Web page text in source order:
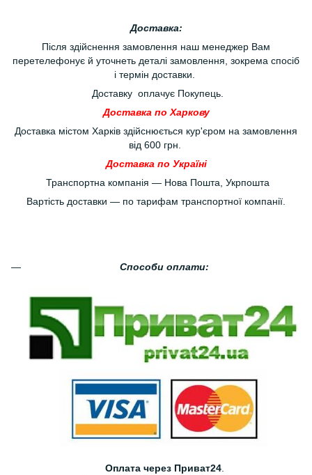
Доставка:
Після здійснення замовлення наш менеджер Вам
перетелефонує й уточнеть деталі замовлення, зокрема спосіб
і термін доставки.
Доставку оплачує Покупець.
Доставка по Харкову
Доставка містом Харків здійснюється кур'єром на замовлення
від 600 грн.
Доставка по Україні
Транспортна компанія — Нова Пошта, Укрпошта
Вартість доставки — по тарифам транспортної компанії.
Способи оплати:
Оплата через Приват24.